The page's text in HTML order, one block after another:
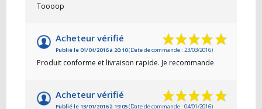
Toooop
Acheteur vérifié
Publié le 01/04/2016 à 20:10(Date de commande : 23/03/2016)
Produit conforme et livraison rapide. Je recommande
Acheteur vérifié
Publié le 13/01/2016 à 19:05(Date de commande : 04/01/2016)